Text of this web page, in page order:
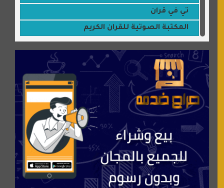
تي في قران
المكتبة الصوتية للقران الكريم
جميلتي حواء
موقع سيارات عربية
عالم كوكي
سورة قران
شركة إعمار الرياض للخدمات المنزلية
شبكة رأيي
موسوعة نور الرحمن
منتدى جيوش الهكرز
بلو باص